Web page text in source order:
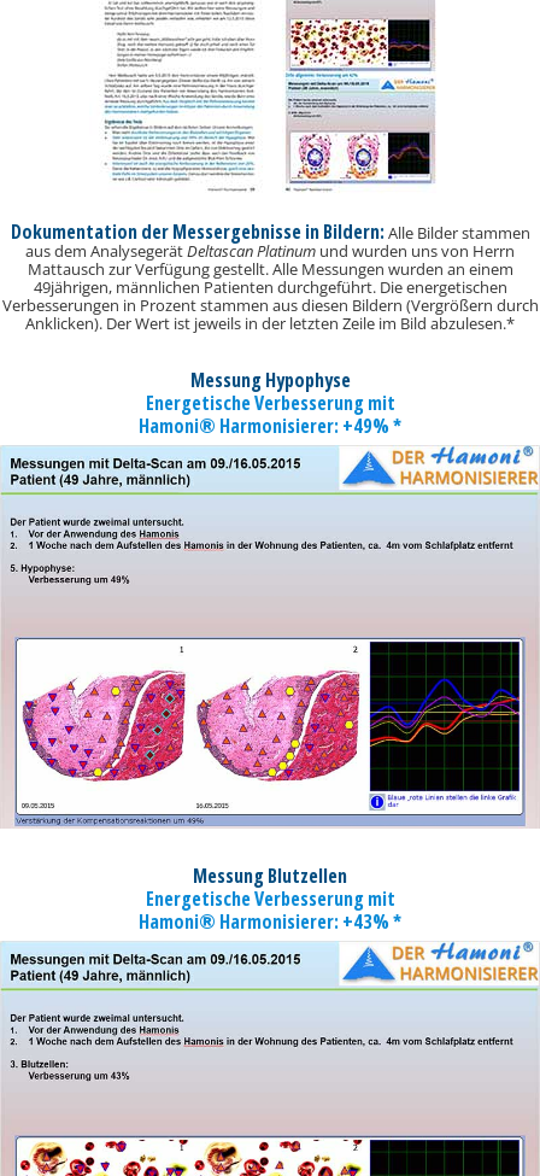
Dokumentation der Messergebnisse in Bildern:Alle Bilder stammen
aus dem AnalysegerätDeltascan Platinum und wurden uns von Herrn
Mattausch zur Verfügung gestellt. Alle Messungen wurden an einem
49jährigen, männlichen Patienten durchgeführt. Die energetischen
Verbesserungen in Prozent stammen aus diesen Bildern (Vergrößern durch
Anklicken). Der Wert ist jeweils in der letzten Zeile im Bild abzulesen.*
Messung Hypophyse
Energetische Verbesserung mit
Hamoni® Harmonisierer: +49% *
Messung Blutzellen
Energetische Verbesserung mit
Hamoni® Harmonisierer: +43% *